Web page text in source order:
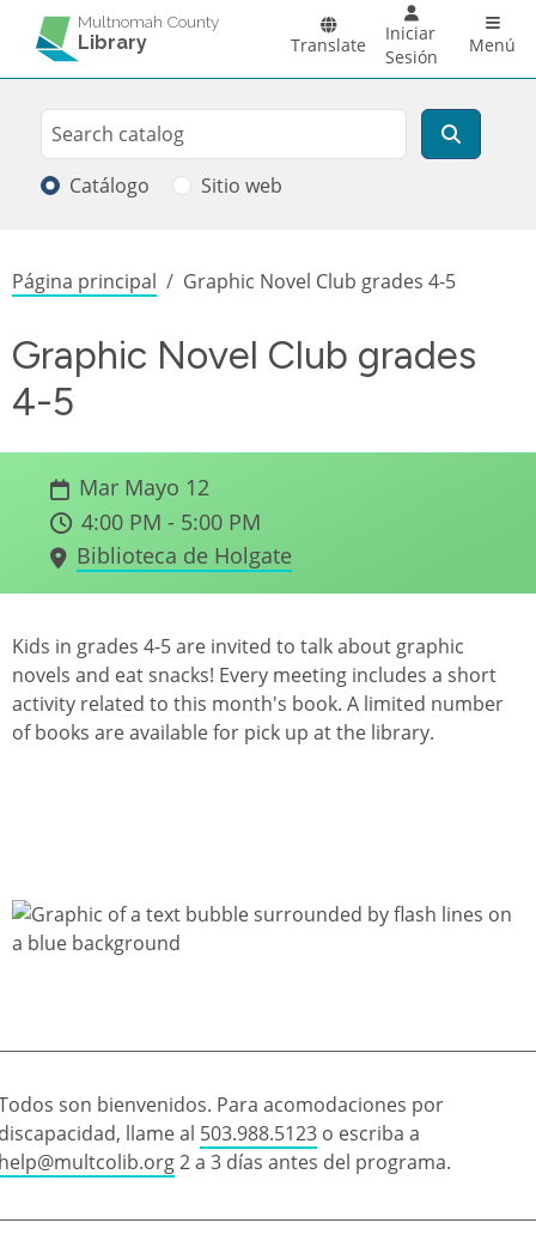
Pasar al contenido principal
Multnomah County
Library Translate
Iniciar
Sesión
Menú
Search
Buscar
Catálogo Sitio web
Sobrescribir enlaces de ayuda a la
Página principal Graphic Novel Club grades 4-5
Graphic Novel Club grades
4-5
Mar Mayo 12
4:00 PM - 5:00 PM
Biblioteca de Holgate
Kids in grades 4-5 are invited to talk about graphic
novels and eat snacks! Every meeting includes a short
activity related to this month's book. A limited number
of books are available for pick up at the library.
son bienvenidos. Para acomodaciones por
llame al 503.988.5123 o escriba a
2 a 3 días antes del programa.